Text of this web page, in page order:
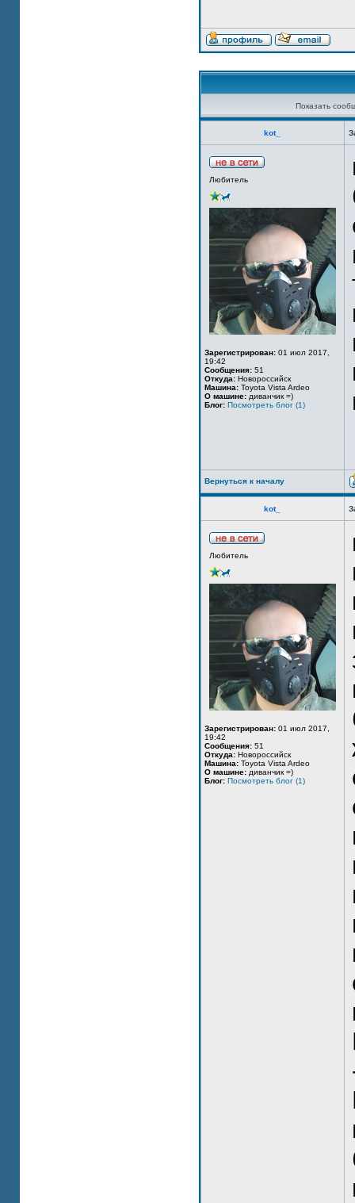
Показать
kot_
Любитель
Зарегистрирован: 01 июл 2017,
19:42
Сообщения: 51
Откуда: Новороссийск
Машина: Toyota Vista Ardeo
О машине: диванчик =)
Блог: Посмотреть блог (1)
Вернуться к началу
kot_
Любитель
Зарегистрирован: 01 июл 2017,
19:42
Сообщения: 51
Откуда: Новороссийск
Машина: Toyota Vista Ardeo
О машине: диванчик =)
Блог: Посмотреть блог (1)